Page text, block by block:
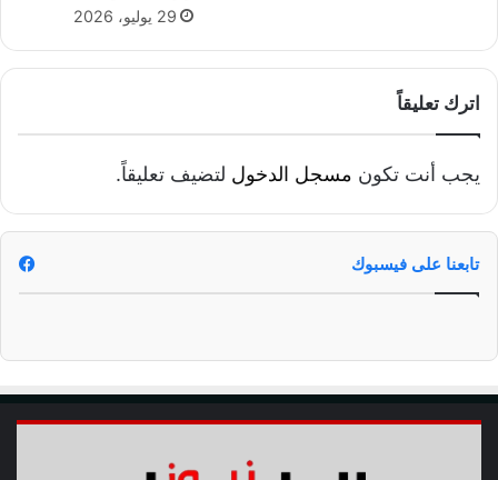
م
ص
ر
ي
و
ه
د
ف
م
ل
ل
ح
م
29 يوليو، 2026
اترك تعليقاً
يجب أنت تكون مسجل الدخول لتضيف تعليقاً.
تابعنا على فيسبوك